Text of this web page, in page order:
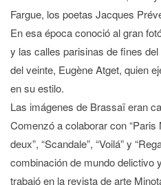
Fargue, los poetas Jacques
En esa época conoció al gran
y las calles parisinas de fines
del veinte, Eugène Atget, quien
en su estilo.
Las imágenes de Brassaï eran
Comenzó a colaborar con “Paris
deux”, “Scandale”, “Voilá” y
combinación de mundo delictivo
trabajó en la revista de arte